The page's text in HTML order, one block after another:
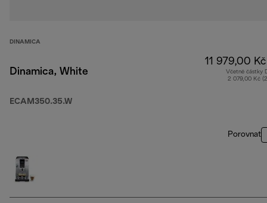
DINAMICA
Dinamica, White
ECAM350.35.W
11 979,00 Kč
Včetně částky
2 079,00 Kč
Porovnat